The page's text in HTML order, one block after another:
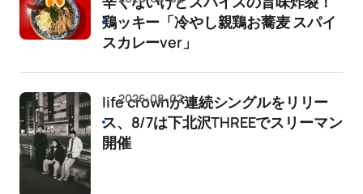
鶏ッキー「冷やし親鶏お蕎麦 スパイ
スカレーver」
life crownが連続シングルをリリー
ス、8/7は下北沢THREEでスリーマン
開催
2026-08-02